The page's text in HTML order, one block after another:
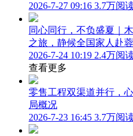
2026-7-27 09:16 3.7万阅
同心同行，不负盛夏｜
之旅，静候全国家人赴蓉
2026-7-24 10:19 2.4万阅
查看更多
零售工程双渠道并行，
局概况
2026-7-23 16:45 3.7万阅